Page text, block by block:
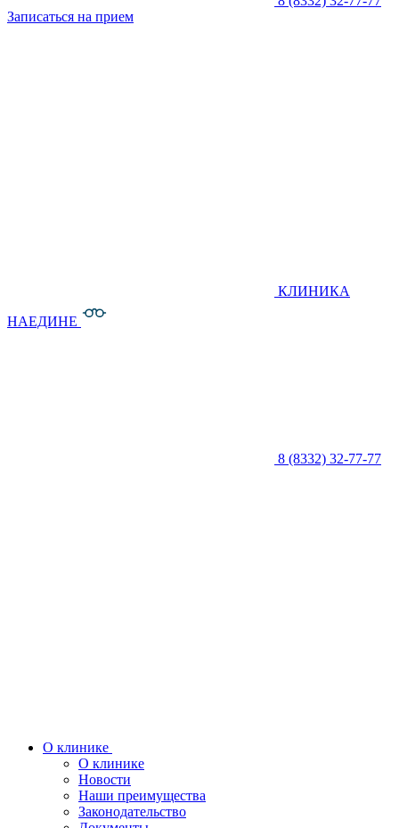
Записаться на прием
КЛИНИКА
НАЕДИНЕ
8 (8332) 32-77-77
О клинике
О клинике
Новости
Наши преимущества
Законодательство